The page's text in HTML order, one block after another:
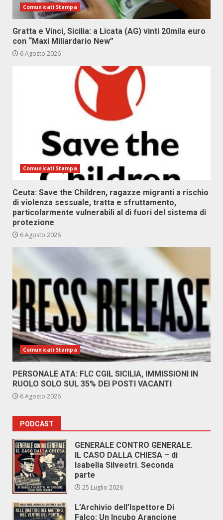
Comunicati Stampa
Gratta e Vinci, Sicilia: a Licata (AG) vinti 20mila euro
con “Maxi Miliardario New”
6 Agosto 2026
Comunicati Stampa
Ceuta: Save the Children, ragazze migranti a rischio
di violenza sessuale, tratta e sfruttamento,
particolarmente vulnerabili al di fuori del sistema di
protezione
6 Agosto 2026
Comunicati Stampa
PERSONALE ATA: FLC CGIL SICILIA, IMMISSIONI IN
RUOLO SOLO SUL 35% DEI POSTI VACANTI
6 Agosto 2026
PODCAST
GENERALE CONTRO GENERALE.
IL CASO DALLA CHIESA – di
Isabella Silvestri. Seconda
parte
25 Luglio 2026
L’Archivio dell’Ispettore Di
Falco: Un Incubo Arancione